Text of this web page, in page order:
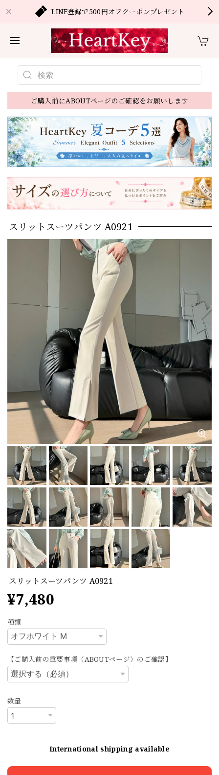
LINE登録で500円オフクーポンプレゼント
ご購入前にABOUTページのご確認をお願いします
スリットスーツパンツ A0921
スリットスーツパンツ A0921
¥7,480
種類
【ご購入前の重要事項（ABOUTページ）のご確認】
数量
International shipping available